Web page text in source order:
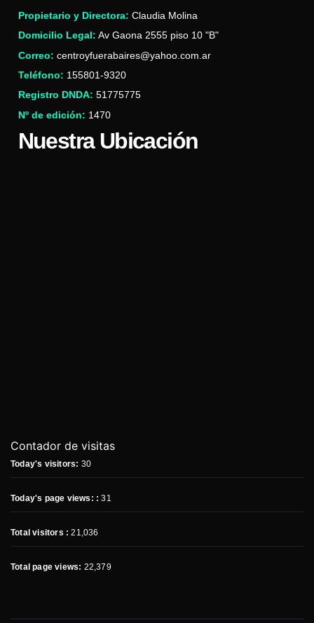
Propietario y Directora: Claudia Molina
Domicilio Legal: Av Gaona 2555 piso 10 "B"
Correo: centroyfuerabaires@yahoo.com.ar
Teléfono: 155801-9320
Registro DNDA: 51775775
Nº de edición: 1470
Nuestra Ubicación
Contador de visitas
Today's visitors: 30
Today's page views: :31
Total visitors :21,036
Total page views: 22,379